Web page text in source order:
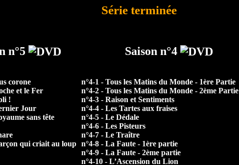
Série terminée
n°5
corone
et le Fer
!
Jour
sans tête
qui criait au loup
Saison n°4
n°4-1 - Tous les Matins du Monde - 1ère Partie
n°4-2 - Tous les Matins du Monde - 2ème Partie
n°4-3 - Raison et Sentiments
n°4-4 - Les Tartes aux fraises
n°4-5 - Le Dédale
n°4-6 - Les Pisteurs
n°4-7 - Le Traître
n°4-8 - La Faute - 1ère partie
n°4-9 - La Faute - 2ème partie
n°4-10 - L’Ascension du Lion